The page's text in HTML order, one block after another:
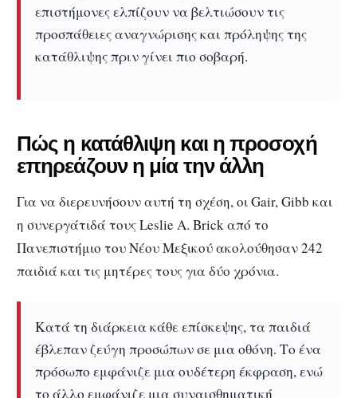
επιστήμονες ελπίζουν να βελτιώσουν τις
προσπάθειες αναγνώρισης και πρόληψης της
κατάθλιψης πριν γίνει πιο σοβαρή.
Πώς η κατάθλιψη και η προσοχή
επηρεάζουν η μία την άλλη
Για να διερευνήσουν αυτή τη σχέση, οι Gair, Gibb και
η συνεργάτιδά τους Leslie A. Brick από το
Πανεπιστήμιο του Νέου Μεξικού ακολούθησαν 242
παιδιά και τις μητέρες τους για δύο χρόνια.
Κατά τη διάρκεια κάθε επίσκεψης, τα παιδιά
έβλεπαν ζεύγη προσώπων σε μια οθόνη. Το ένα
πρόσωπο εμφάνιζε μια ουδέτερη έκφραση, ενώ
το άλλο εμφάνιζε μια συναισθηματική